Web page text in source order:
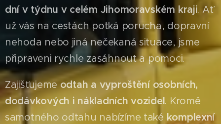
dní v týdnu v celém Jihomoravském kraji. Ať
už vás na cestách potká porucha, dopravní
nehoda nebo jiná nečekaná situace, jsme
připraveni rychle zasáhnout a pomoci.
Zajišťujeme odtah a vyproštění osobních,
dodávkových i nákladních vozidel. Kromě
samotného odtahu nabízíme také komplexní